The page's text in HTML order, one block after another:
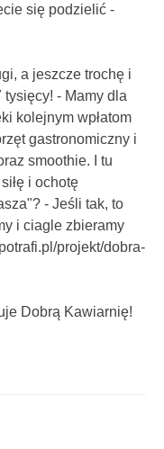
się podzielić -
a jeszcze trochę i
- Mamy dla
kolejnym wpłatom
gastronomiczny i
smoothie. I tu
i ochotę
- Jeśli tak, to
i ciagle zbieramy
projekt/dobra-
Dobrą Kawiarnię!